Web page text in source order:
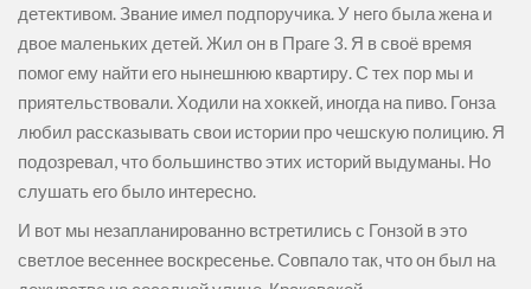
детективом. Звание имел подпоручика. У него была жена и
двое маленьких детей. Жил он в Праге 3. Я в своё время
помог ему найти его нынешнюю квартиру. С тех пор мы и
приятельствовали. Ходили на хоккей, иногда на пиво. Гонза
любил рассказывать свои истории про чешскую полицию. Я
подозревал, что большинство этих историй выдуманы. Но
слушать его было интересно.
И вот мы незапланированно встретились с Гонзой в это
светлое весеннее воскресенье. Совпало так, что он был на